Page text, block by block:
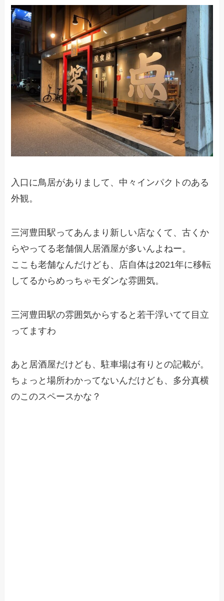
入口に鳥居がありまして、中々インパクトのある
外観。
三河豊田駅ってあんまり新しい店なくて、古くか
らやってる老舗個人居酒屋が多いんよねー。
ここも老舗なんだけども、店自体は2021年に移転
してるからめっちゃモダンな雰囲気。
三河豊田駅の雰囲気からすると若干浮いてて目立
ってますわ
あと居酒屋だけども、駐車場は有りとの記載が。
ちょっと場所わかってないんだけども、多分真横
のこのスペースかな？